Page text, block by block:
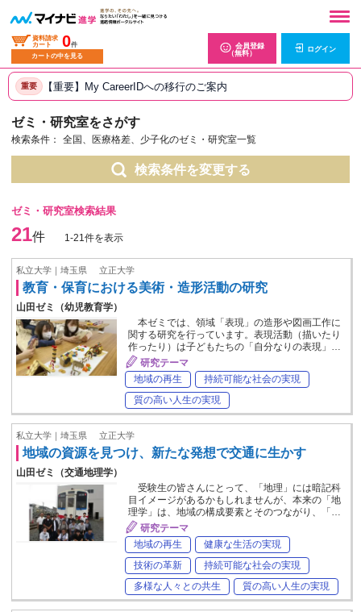
資料請求
カート
0件
カートの中を見る
会員登録
（無料）
ログイン
重要 【重要】My CareerIDへの移行のご案内
ゼミ・研究室をさがす
検索条件： 全国、医療格差、少子化のゼミ・研究室一覧
検索条件を変更する
ゼミ・研究室検索結果
21件 1-21件を表示
私立大学｜埼玉県 立正大学
教育・保育における美術・造形活動の研究
山田ゼミ（幼児教育学）
本ゼミでは、領域「表現」の造形や図画工作に
関する研究を行っています。表現活動（描いたり
作ったり）は子どもたちの「自分なりの表現」…
研究テーマ
地域の再生
持続可能な社会の実現
質の高い人生の実現
私立大学｜埼玉県 立正大学
地域の資源を見つけ、新たな発想で交通に生かす
山田ゼミ（交通地理学）
受験生の皆さんにとって、「地理」には暗記科
目イメージがあるかもしれませんが、本来の「地
理学」は、地域の構成要素とそのつながり、「…
研究テーマ
地域の再生
健康な生活の実現
技術の革新
持続可能な社会の実現
多様な人々との共生
質の高い人生の実現